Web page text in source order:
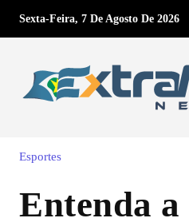
Sexta-Feira, 7 De Agosto De 2026
Esportes
Entenda a